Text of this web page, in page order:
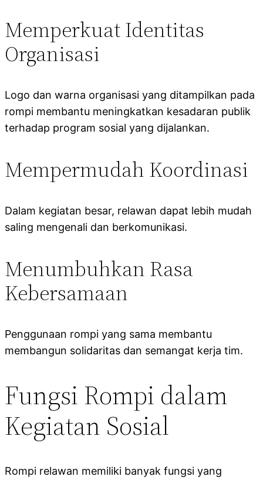
Memperkuat Identitas
Organisasi
Logo dan warna organisasi yang ditampilkan pada
rompi membantu meningkatkan kesadaran publik
terhadap program sosial yang dijalankan.
Mempermudah Koordinasi
Dalam kegiatan besar, relawan dapat lebih mudah
saling mengenali dan berkomunikasi.
Menumbuhkan Rasa
Kebersamaan
Penggunaan rompi yang sama membantu
membangun solidaritas dan semangat kerja tim.
Fungsi Rompi dalam
Kegiatan Sosial
Rompi relawan memiliki banyak fungsi yang